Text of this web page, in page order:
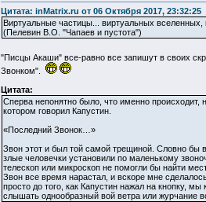
Цитата: inMatrix.ru от 06 Октября 2017, 23:32:25
Виртуальные частицы... виртуальных
(Пелевин В.О. "Чапаев и пустота")
"Писцы Акаши" все-равно все запишут в своих
Звонком".
Цитата:
Сперва непонятно было, что именно происходит,
котором говорил Капустин.
«Последний Звонок…»
Звон этот и был той самой трещиной. Словно бы
злые человечки установили по маленькому
телескоп или микроскоп не помогли бы найти
Звон все время нарастал, и вскоре мне
просто до того, как Капустин нажал на кнопку,
слышать однообразный вой ветра или журчание